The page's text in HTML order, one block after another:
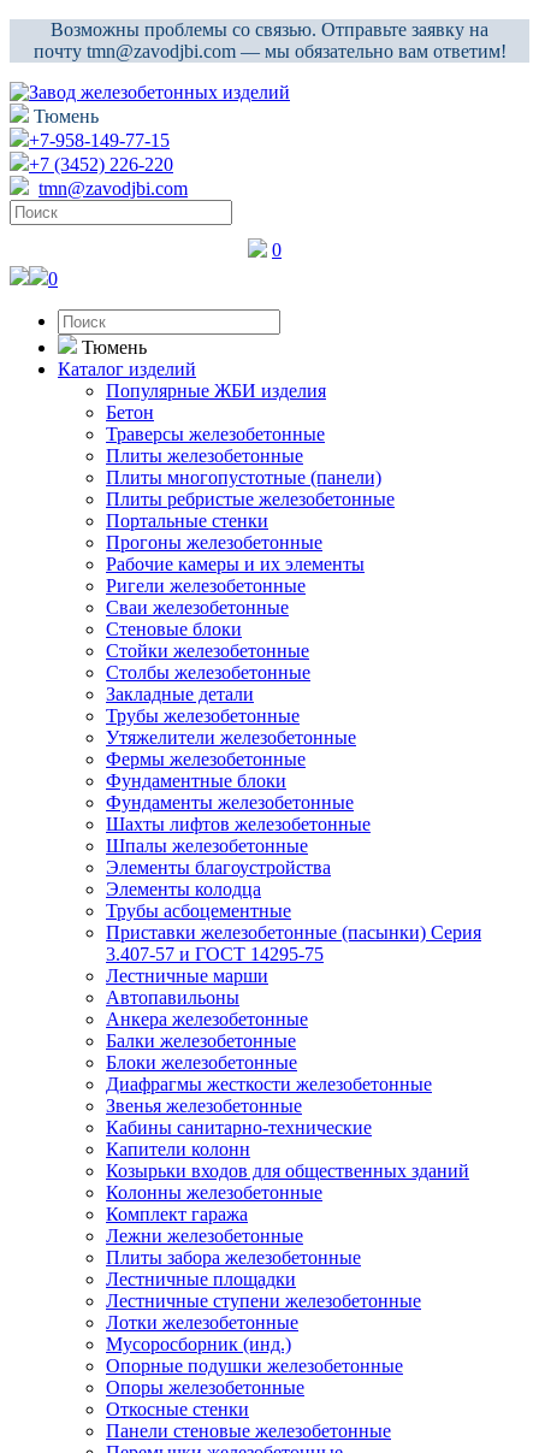
Возможны проблемы со связью. Отправьте заявку на
почту tmn@zavodjbi.com — мы обязательно вам ответим!
Тюмень
+7-958-149-77-15
+7 (3452) 226-220
tmn@zavodjbi.com
0
0
Тюмень
Каталог изделий
Популярные ЖБИ изделия
Бетон
Траверсы железобетонные
Плиты железобетонные
Плиты многопустотные (панели)
Плиты ребристые железобетонные
Портальные стенки
Прогоны железобетонные
Рабочие камеры и их элементы
Ригели железобетонные
Сваи железобетонные
Стеновые блоки
Стойки железобетонные
Столбы железобетонные
Закладные детали
Трубы железобетонные
Утяжелители железобетонные
Фермы железобетонные
Фундаментные блоки
Фундаменты железобетонные
Шахты лифтов железобетонные
Шпалы железобетонные
Элементы благоустройства
Элементы колодца
Трубы асбоцементные
Приставки железобетонные (пасынки) Серия
3.407-57 и ГОСТ 14295-75
Лестничные марши
Автопавильоны
Анкера железобетонные
Балки железобетонные
Блоки железобетонные
Диафрагмы жесткости железобетонные
Звенья железобетонные
Кабины санитарно-технические
Капители колонн
Козырьки входов для общественных зданий
Колонны железобетонные
Комплект гаража
Лежни железобетонные
Плиты забора железобетонные
Лестничные площадки
Лестничные ступени железобетонные
Лотки железобетонные
Мусоросборник (инд.)
Опорные подушки железобетонные
Опоры железобетонные
Откосные стенки
Панели стеновые железобетонные